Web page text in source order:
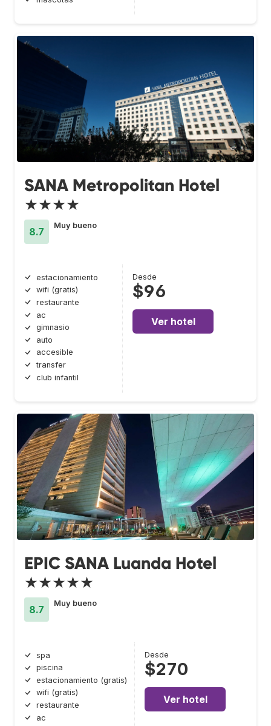
SANA Metropolitan Hotel
★★★★
8.7
Muy bueno
estacionamiento
wifi (gratis)
restaurante
ac
gimnasio
auto
accesible
transfer
club infantil
Desde
$96
Ver hotel
EPIC SANA Luanda Hotel
★★★★★
8.7
Muy bueno
spa
piscina
estacionamiento (gratis)
wifi (gratis)
restaurante
ac
Desde
$270
Ver hotel